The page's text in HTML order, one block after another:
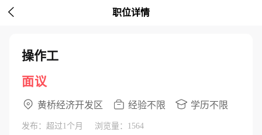
 职位详情
操作工
面议
黄桥经济开发区 经验不限 学历不限
发布：超过1个月 浏览量：1564